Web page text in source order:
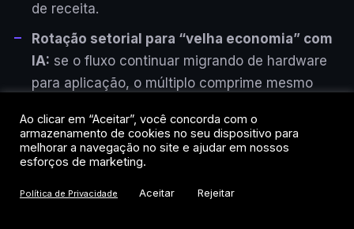
de receita.
Rotação setorial para “velha economia” com
IA: se o fluxo continuar migrando de hardware
para aplicação, o múltiplo comprime mesmo
Ao clicar em “Aceitar”, você concorda com o
armazenamento de cookies no seu dispositivo para
melhorar a navegação no site e ajudar em nossos
esforços de marketing.
Política de Privacidade Aceitar Rejeitar